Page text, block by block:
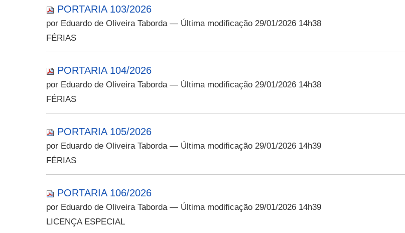
PORTARIA 103/2026
por Eduardo de Oliveira Taborda — Última modificação 29/01/2026 14h38
FÉRIAS
PORTARIA 104/2026
por Eduardo de Oliveira Taborda — Última modificação 29/01/2026 14h38
FÉRIAS
PORTARIA 105/2026
por Eduardo de Oliveira Taborda — Última modificação 29/01/2026 14h39
FÉRIAS
PORTARIA 106/2026
por Eduardo de Oliveira Taborda — Última modificação 29/01/2026 14h39
LICENÇA ESPECIAL